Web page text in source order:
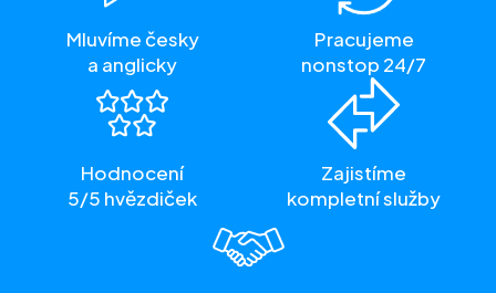
Mluvíme česky
a anglicky
Pracujeme
nonstop 24/7
Hodnocení
5/5 hvězdiček
Zajistíme
kompletní služby